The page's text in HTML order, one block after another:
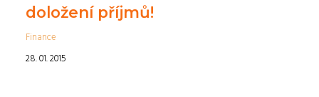
doložení příjmů!
Finance
28. 01. 2015